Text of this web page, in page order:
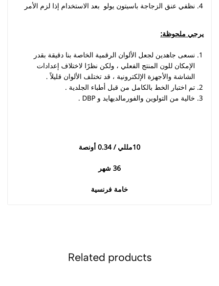
نظفي عنق الزجاجة باسيتون يولو بعد الاستخدام إذا لزم الأمر
يرجي ملحوظة:
نسعى جاهدين لجعل الألوان الرقمية الخاصة بنا دقيقة بقدر
الإمكان للون المنتج الفعلي ، ولكن نظرًا لاختلاف إعدادات
الشاشة والأجهزة الإلكترونية ، قد تختلف الألوان قليلاً .
تم اختبار الخط بالكامل من قبل أطباء الجلدية .
خالية من التولوين والفورمالديهايد و DBP .
10مللي / 0.34 أونصة
36 شهر
خامة فرنسية
Related products